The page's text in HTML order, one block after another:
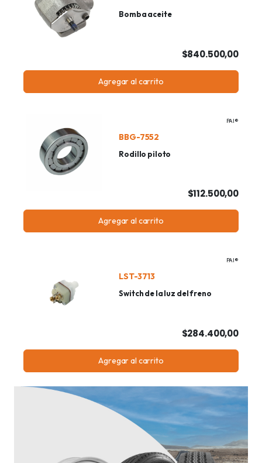
Bomba aceite
$840.500,00
Agregar al carrito
PAI®
BBG-7552
Rodillo piloto
$112.500,00
Agregar al carrito
PAI®
LST-3713
Switch de la luz del freno
$284.400,00
Agregar al carrito